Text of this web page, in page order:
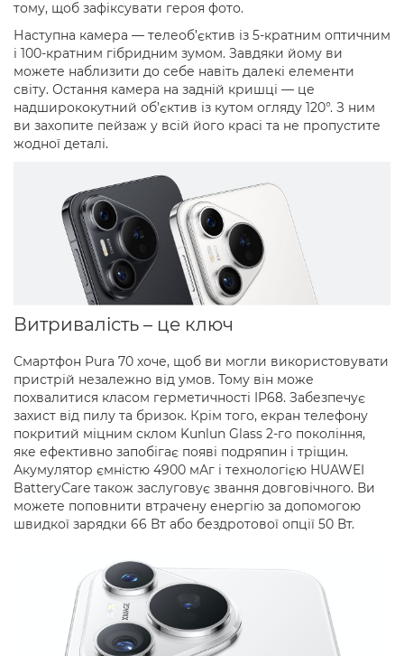
тому, щоб зафіксувати героя фото.
Наступна камера — телеоб’єктив із 5-кратним оптичним
і 100-кратним гібридним зумом. Завдяки йому ви
можете наблизити до себе навіть далекі елементи
світу. Остання камера на задній кришці — це
надширококутний об’єктив із кутом огляду 120°. З ним
ви захопите пейзаж у всій його красі та не пропустите
жодної деталі.
Витривалість – це ключ
Смартфон Pura 70 хоче, щоб ви могли використовувати
пристрій незалежно від умов. Тому він може
похвалитися класом герметичності IP68. Забезпечує
захист від пилу та бризок. Крім того, екран телефону
покритий міцним склом Kunlun Glass 2-го покоління,
яке ефективно запобігає появі подряпин і тріщин.
Акумулятор ємністю 4900 мАг і технологією HUAWEI
BatteryCare також заслуговує звання довговічного. Ви
можете поповнити втрачену енергію за допомогою
швидкої зарядки 66 Вт або бездротової опції 50 Вт.